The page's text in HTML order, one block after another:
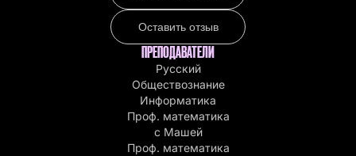
Оставить отзыв
ПРЕПОДАВАТЕЛИ
Русский
Обществознание
Информатика
Проф. математика
с Машей
Проф. математика